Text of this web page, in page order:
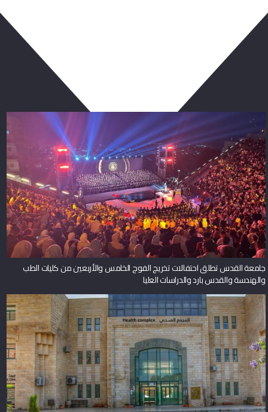
جامعة القدس تطلق احتفالات تخريج الفوج الخامس والأربعين من كليات الطب
والهندسة والقدس بارد والدراسات العليا